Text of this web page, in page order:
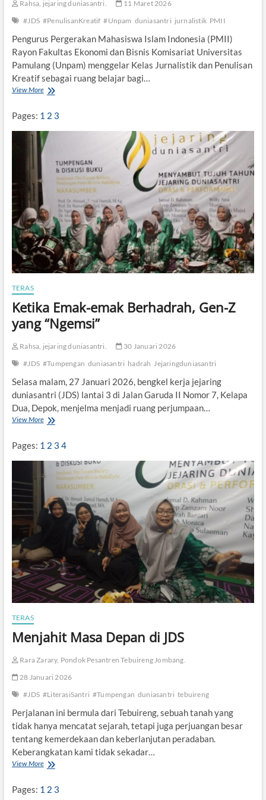
a
i
”
d
n
P
M
I
I
Rahsa, jejaring duniasantri.
11 Maret 2026
#JDS #PenulisanKreatif #Unpam duniasantri jurnalistik PMII
Pengurus Pergerakan Mahasiswa Islam Indonesia (PMII)
Rayon Fakultas Ekonomi dan Bisnis Komisariat Universitas
Pamulang (Unpam) menggelar Kelas Jurnalistik dan Penulisan
Kreatif sebagai ruang belajar bagi…
View MoreP
I
U
n
n
J
D
S
G
l
W
o
s
o
p
e
n
u
n
Pages: 1 2 3
TERAS
Ketika Emak-emak Berhadrah, Gen-Z
yang “Ngemsi”
Rahsa, jejaring duniasantri.
30 Januari 2026
#JDS #Tumpengan duniasantri hadrah Jejaringduniasantri
Selasa malam, 27 Januari 2026, bengkel kerja jejaring
duniasantri (JDS) lantai 3 di Jalan Garuda II Nomor 7, Kelapa
Dua, Depok, menjelma menjadi ruang perjumpaan…
View MoreK
i
k
a
m
a
m
a
k
B
e
r
d
r
,
e
Z
y
a
n
N
Pages: 1 2 3 4
TERAS
Menjahit Masa Depan di JDS
Rara Zarary, Pondok Pesantren Tebuireng Jombang.
28 Januari 2026
#JDS #LiterasiSantri #Tumpengan duniasantri tebuireng
Perjalanan ini bermula dari Tebuireng, sebuah tanah yang
tidak hanya mencatat sejarah, tetapi juga perjuangan besar
tentang kemerdekaan dan keberlanjutan peradaban.
Keberangkatan kami tidak sekadar…
View MoreM
j
Pages: 1 2 3